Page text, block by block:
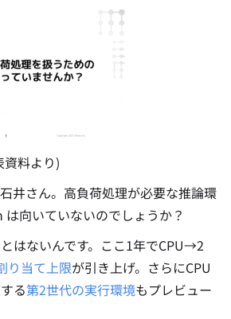
資料より)
井さん。高負荷処理が必要な推論環
向いていないのでしょうか？
はないんです。ここ1年でCPU→2
り当て上限が引き上げ。さらにCPU
る第2世代の実行環境もプレビュー